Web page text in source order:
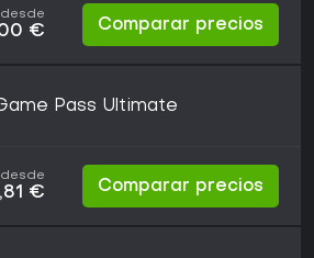
desde
€ Comparar precios
Pass Ultimate
desde
€ Comparar precios